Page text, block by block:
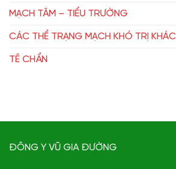
MẠCH TÂM – TIỂU TRƯỜNG
CÁC THỂ TRẠNG MẠCH KHÓ TRỊ KHÁC
TỀ CHẨN
ĐÔNG Y VŨ GIA ĐƯỜNG